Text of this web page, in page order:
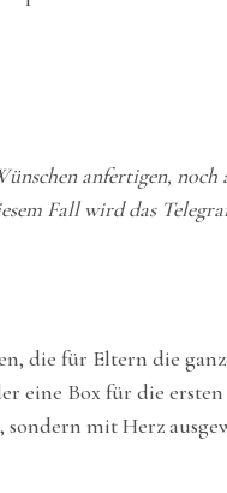
anfertigen, noch
Fall wird das
die für Eltern die
eine Box für die ersten
mit Herz